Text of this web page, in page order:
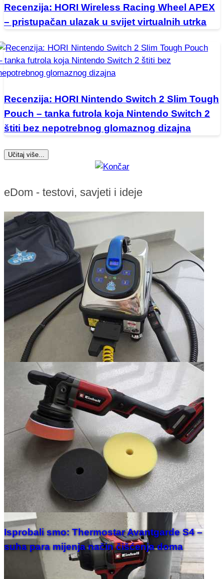
Recenzija: HORI Wireless Racing Wheel APEX
– pristupačan ulazak u svijet virtualnih utrka
Recenzija: HORI Nintendo Switch 2 Slim Tough
Pouch – tanka futrola koja Nintendo Switch 2
štiti bez nepotrebnog glomaznog dizajna
Učitaj više...
eDom - testovi, savjeti i ideje
Isprobali smo: Thermostar Avantgarde S4 –
suha para mijenja način čišćenja doma